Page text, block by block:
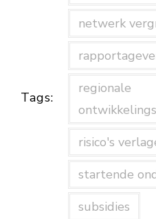
Tags:
netwerk
regionale
risico's
startende
subsidies